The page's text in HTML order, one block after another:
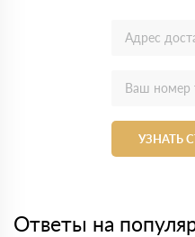
УЗНАТЬ
Ответы на